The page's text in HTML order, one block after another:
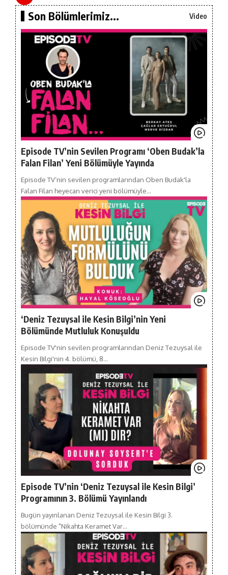
Son Bölümlerimiz... Video
Episode TV’nin Sevilen Programı ‘Oben Budak’la
Falan Filan’ Yeni Bölümüyle Yayında
Episode TV’nin sevilen programlarından Oben Budak'la
Falan Filan heyecan verici yeni bölümüyle…
‘Deniz Tezuysal ile Kesin Bilgi’nin Yeni
Bölümünde Mutluluk Konuşuldu
Episode TV'nin sevilen programlarından Deniz Tezuysal ile
Kesin Bilgi'nin 4. bölümü, 8…
Episode TV’nin ‘Deniz Tezuysal ile Kesin Bilgi’
Programının 3. Bölümü Yayınlandı
Bugün yayınlanan Deniz Tezuysal ile Kesin Bilgi 3.
bölümünde "Nikahta Keramet Var…